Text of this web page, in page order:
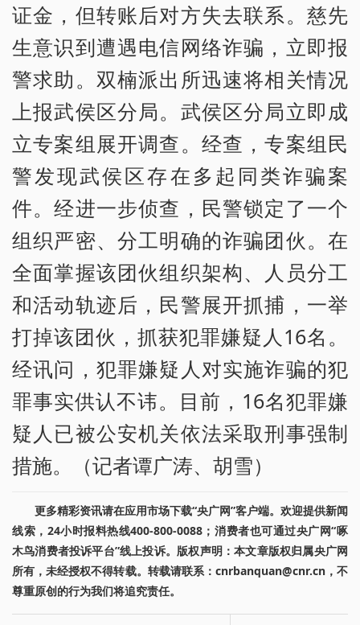
证金，但转账后对方失去联系。慈先
生意识到遭遇电信网络诈骗，立即报
警求助。双楠派出所迅速将相关情况
上报武侯区分局。武侯区分局立即成
立专案组展开调查。经查，专案组民
警发现武侯区存在多起同类诈骗案
件。经进一步侦查，民警锁定了一个
组织严密、分工明确的诈骗团伙。在
全面掌握该团伙组织架构、人员分工
和活动轨迹后，民警展开抓捕，一举
打掉该团伙，抓获犯罪嫌疑人16名。
经讯问，犯罪嫌疑人对实施诈骗的犯
罪事实供认不讳。目前，16名犯罪嫌
疑人已被公安机关依法采取刑事强制
措施。（记者谭广涛、胡雪）
更多精彩资讯请在应用市场下载“央广网”客户端。欢迎提供新闻
线索，24小时报料热线400-800-0088；消费者也可通过央广网“啄
木鸟消费者投诉平台”线上投诉。版权声明：本文章版权归属央广网
所有，未经授权不得转载。转载请联系：cnrbanquan@cnr.cn，不
尊重原创的行为我们将追究责任。